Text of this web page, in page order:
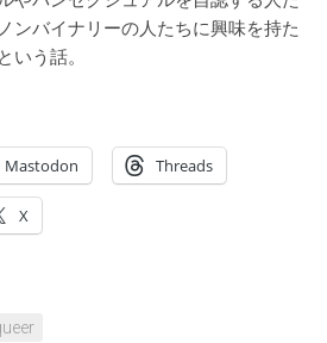
ンバイナリーの人たちに興味を持た
いう話。
Mastodon Threads
X